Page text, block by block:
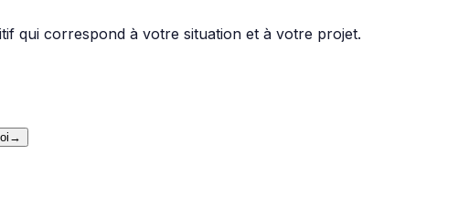
qui correspond à votre situation et à votre projet.
→